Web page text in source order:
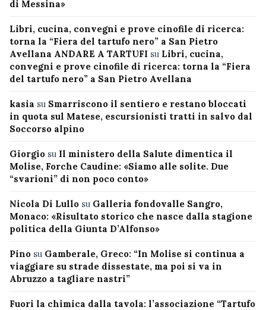
di Messina»
Libri, cucina, convegni e prove cinofile di ricerca:
torna la “Fiera del tartufo nero” a San Pietro
Avellana ANDARE A TARTUFI su Libri, cucina,
convegni e prove cinofile di ricerca: torna la “Fiera
del tartufo nero” a San Pietro Avellana
kasia su Smarriscono il sentiero e restano bloccati
in quota sul Matese, escursionisti tratti in salvo dal
Soccorso alpino
Giorgio su Il ministero della Salute dimentica il
Molise, Forche Caudine: «Siamo alle solite. Due
“svarioni” di non poco conto»
Nicola Di Lullo su Galleria fondovalle Sangro,
Monaco: «Risultato storico che nasce dalla stagione
politica della Giunta D’Alfonso»
Pino su Gamberale, Greco: “In Molise si continua a
viaggiare su strade dissestate, ma poi si va in
Abruzzo a tagliare nastri”
Fuori la chimica dalla tavola: l’associazione “Tartufo